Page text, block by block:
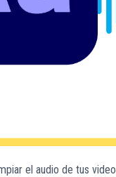
el audio de tus